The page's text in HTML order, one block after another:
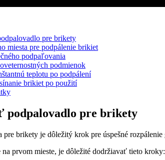
pre brikety
miesta pre podpálenie brikiet
podpaľovania
podmienok
teplotu po podpálení
brikiet po použití
pre brikety
pre⁤ brikety ​je dôležitý krok pre úspešné
na​ prvom ‌mieste, ‌je dôležité dodržiavať tieto​ kroky: